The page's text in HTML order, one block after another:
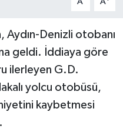
Aydın-Denizli otobanı
geldi. İddiaya göre
ilerleyen G.D.
yolcu otobüsü,
kaybetmesi